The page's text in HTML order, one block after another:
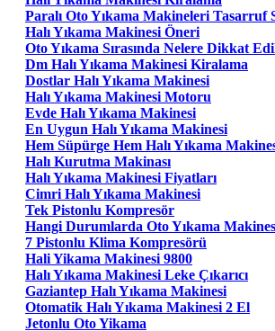
Paralı Oto Yıkama Makineleri Tasarruf
Halı Yıkama Makinesi Öneri
Oto Yıkama Sırasında Nelere Dikkat
Dm Halı Yıkama Makinesi Kiralama
Dostlar Halı Yıkama Makinesi
Halı Yıkama Makinesi Motoru
Evde Halı Yıkama Makinesi
En Uygun Halı Yıkama Makinesi
Hem Süpürge Hem Halı Yıkama
Halı Kurutma Makinası
Halı Yıkama Makinesi Fiyatları
Cimri Halı Yıkama Makinesi
Tek Pistonlu Kompresör
Hangi Durumlarda Oto Yıkama
7 Pistonlu Klima Kompresörü
Hali Yikama Makinesi 9800
Halı Yıkama Makinesi Leke Çıkarıcı
Gaziantep Halı Yıkama Makinesi
Otomatik Halı Yıkama Makinesi 2 El
Jetonlu Oto Yikama